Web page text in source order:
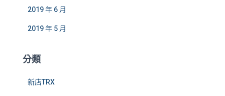
2019 年 6 月
2019 年 5 月
分類
新店TRX